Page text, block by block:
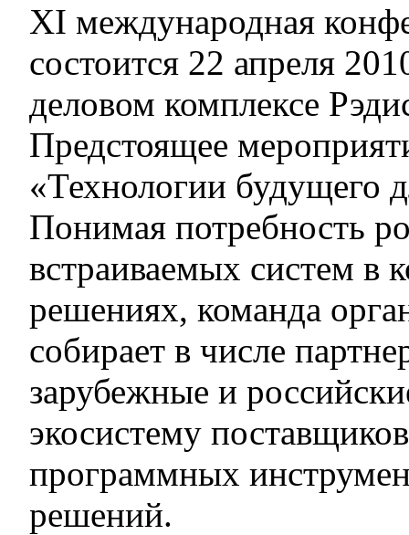
XI международная
состоится 22 апреля
деловом комплексе
Предстоящее
«Технологии будущего
Понимая потребность
встраиваемых систем в
решениях, команда
собирает в числе
зарубежные и
экосистему
программных
решений.